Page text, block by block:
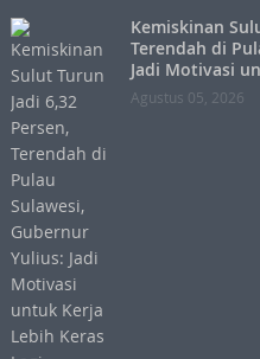
Kemiskinan
Terendah di
Jadi Motivasi
Agustus 05, 2026